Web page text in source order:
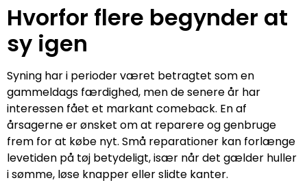
Hvorfor flere begynder at
sy igen
Syning har i perioder været betragtet som en
gammeldags færdighed, men de senere år har
interessen fået et markant comeback. En af
årsagerne er ønsket om at reparere og genbruge
frem for at købe nyt. Små reparationer kan forlænge
levetiden på tøj betydeligt, især når det gælder huller
i sømme, løse knapper eller slidte kanter.